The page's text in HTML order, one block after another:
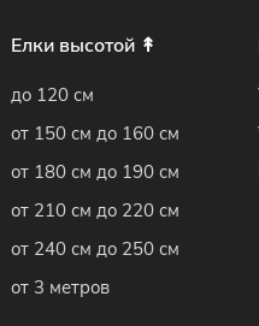
Елки высотой ↟
до 120 см
от 150 см до 160 см
от 180 см до 190 см
от 210 см до 220 см
от 240 см до 250 см
от 3 метров